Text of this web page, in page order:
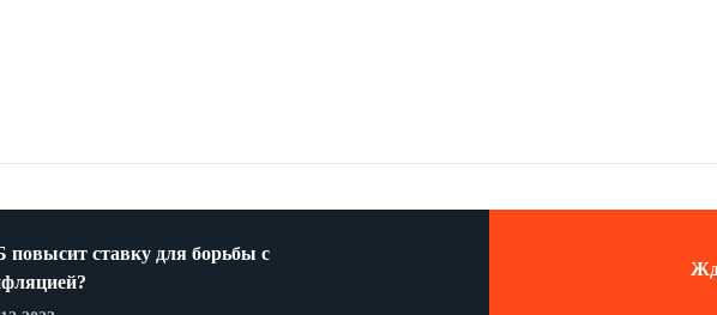
повысит ставку для борьбы с